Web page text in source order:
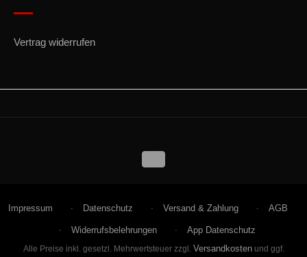
Vertrag widerrufen
Impressum Datenschutz Versand & Zahlung AGB
Widerrufsbelehrungen App Datenschutz
Alle Preise inkl. gesetzl. Mehrwertsteuer zzgl. Versandkostenund ggf.